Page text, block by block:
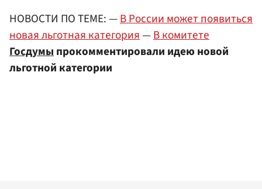
НОВОСТИ ПО ТЕМЕ: —В России может появиться
новая льготная категория—В комитете
Госдумыпрокомментировали идею новой
льготной категории